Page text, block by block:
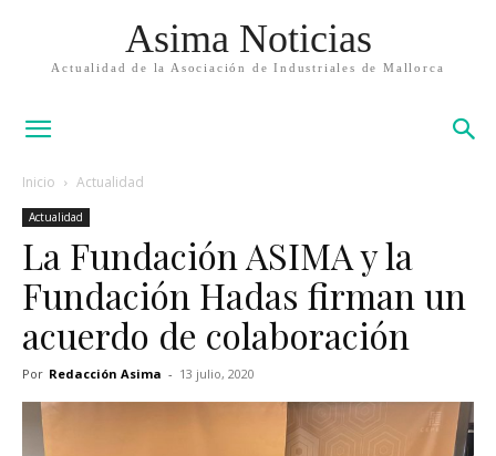
Asima Noticias
Actualidad de la Asociación de Industriales de Mallorca
Inicio Actualidad
Actualidad
La Fundación ASIMA y la
Fundación Hadas firman un
acuerdo de colaboración
Por Redacción Asima - 13 julio, 2020